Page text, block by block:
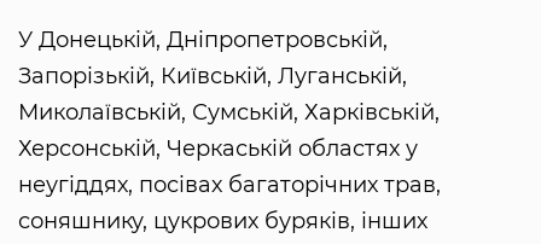
У Донецькій, Дніпропетровській,
Запорізькій, Київській, Луганській,
Миколаївській, Сумській, Харківській,
Херсонській, Черкаській областях у
неугіддях, посівах багаторічних трав,
соняшнику, цукрових буряків, інших